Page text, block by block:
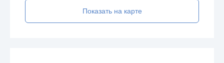
Показать на карте